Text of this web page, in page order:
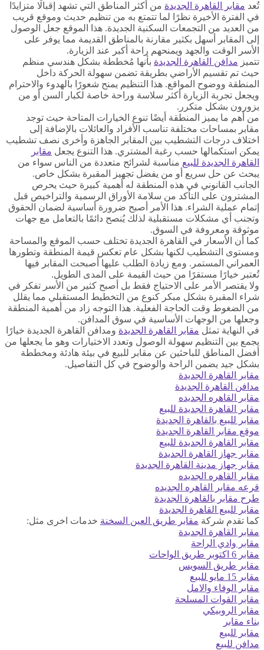
تُعد مقابر القاهرة الجديدة من أكثر المناطق التي تشهد إقبالًا متزايدًا
في الفترة الأخيرة نظرًا لما تتمتع به من تنظيم حديث وموقع قريب
من العديد من التجمعات السكنية الجديدة. هذا الموقع جعل الوصول
إلى المقابر أسهل بكثير مقارنة بالمناطق القديمة مما يوفر على
الأسر الوقت والجهد ويمنحهم راحة أكبر عند الزيارة.
تتميز مدافن القاهرة الجديدة بأنها مُخططة بشكل هندسي منظم
حيث تم تقسيم الأراضي بطريقة تضمن سهولة الحركة داخل
المنطقة ووضوح المواقع. هذا التنظيم يمنح شعورًا بالهدوء والاحترام
ويجعل تجربة الزيارة أكثر سلاسة وراحة خاصة لكبار السن أو من
يزورون بشكل متكرر.
من أهم ما يميز المنطقة أيضًا تنوع الخيارات المتاحة حيث توجد
مقابر بمساحات مختلفة تناسب الأفراد والعائلات بالإضافة إلى
اختلاف درجات التشطيب بين المقابر الجاهزة وأخرى نصف تشطيب
يمكن استكمالها حسب رغبة المشتري. هذا التنوع يجعل مقابر
القاهرة الجديدة للبيع مناسبة لشرائح متعددة من الناس سواء من
يبحث عن حل سريع أو من يفضل تجهيز المقبرة بشكل خاص.
الجانب القانوني في هذه المنطقة له أهمية كبيرة حيث يحرص
المشترون على التأكد من سلامة الأوراق الرسمية والتراخيص قبل
إتمام عملية الشراء. هذا الأمر أصبح ضرورة أساسية لضمان الحقوق
وتجنب أي مشكلات مستقبلية لذلك يُنصح دائمًا بالتعامل مع جهات
موثوقة ومعروفة في السوق.
كما أن الأسعار في القاهرة الجديدة تختلف حسب الموقع والمساحة
ومستوى التشطيب لكنها بشكل عام تعكس قيمة المنطقة وتطورها
العمراني المستمر. ومع زيادة الطلب عليها أصبحت المقابر فيها
تُعتبر خيارًا مستقرًا من حيث القيمة على المدى الطويل.
ولا يقتصر الأمر على الاحتياج فقط بل أصبح كثير من الأسر تفكر في
شراء المقبرة بشكل مبكر كنوع من التخطيط المستقبلي مما يقلل
من الضغوط وقت الحاجة الفعلية. هذا التوجه زاد من أهمية المنطقة
وجعلها من الوجهات الأساسية في سوق المدافن.
في النهاية تمثل مقابر القاهرة الجديدة ومدافن القاهرة الجديدة خيارًا
يجمع بين التنظيم سهولة الوصول وتعدد الاختيارات وهو ما يجعلها من
أفضل المناطق للباحثين عن مقابر للبيع في بيئة هادئة ومخططة
بشكل جيد يضمن الراحة والوضوح في كل التفاصيل.
مقابر القاهرة الجديدة
مدافن القاهرة الجديدة
مقابر القاهره الجديده
مقابر القاهرة الجديدة للبيع
مقابر للبيع بالقاهرة الجديدة
موقع مقابر القاهرة الجديدة
مقابر القاهرة الجديدة للبيع
مقابر جهاز القاهرة الجديدة
مقابر جهاز مدينة القاهرة الجديدة
مقابر القاهره الجديده
قرعه مقابر القاهره الجديده
طرح مقابر بالقاهرة الجديدة
مقابر للبيع القاهرة الجديدة
كما تقدم شركة مقابر طريق العين السخنة خدمات اخرى مثل:
مقابر القاهرة الجديدة
مقابر وادي الراحة
مقابر 6 اكتوبر طريق الواحات
مقابر طريق السويس
مقابر 15 مايو للبيع
مقابر الوفاء والامل
مقابر القوات المسلحة
مقابر الروبيكي
بناء مقابر
مقابر للبيع
مدافن للبيع